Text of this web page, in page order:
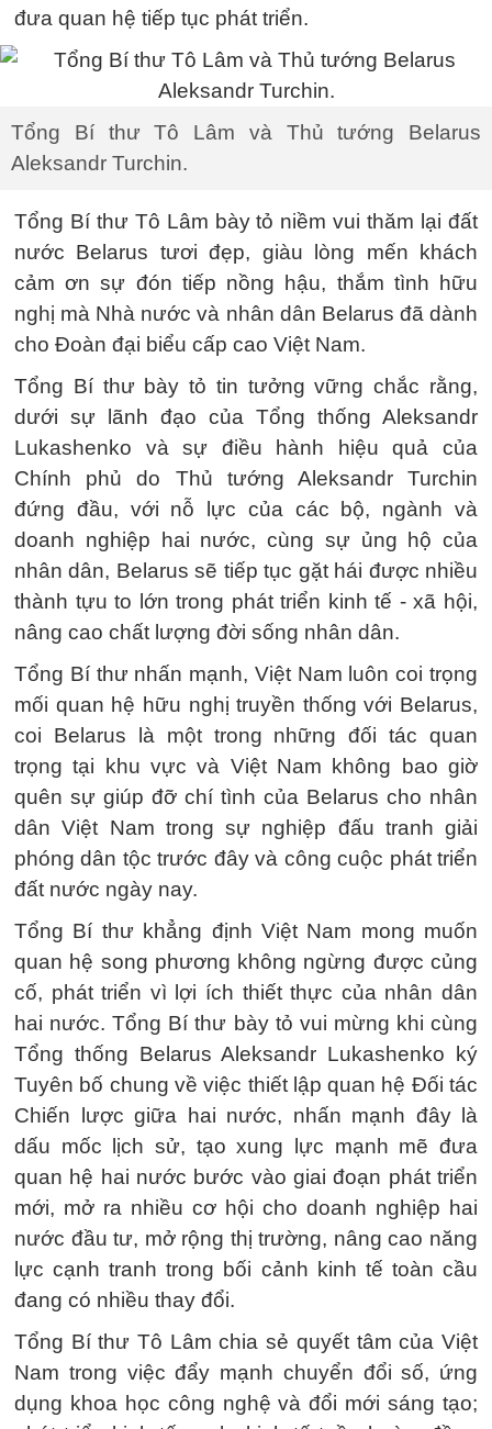
đưa quan hệ tiếp tục phát triển.
Tổng Bí thư Tô Lâm và Thủ tướng Belarus
Aleksandr Turchin.
Tổng Bí thư Tô Lâm bày tỏ niềm vui thăm lại đất
nước Belarus tươi đẹp, giàu lòng mến khách
cảm ơn sự đón tiếp nồng hậu, thắm tình hữu
nghị mà Nhà nước và nhân dân Belarus đã dành
cho Đoàn đại biểu cấp cao Việt Nam.
Tổng Bí thư bày tỏ tin tưởng vững chắc rằng,
dưới sự lãnh đạo của Tổng thống Aleksandr
Lukashenko và sự điều hành hiệu quả của
Chính phủ do Thủ tướng Aleksandr Turchin
đứng đầu, với nỗ lực của các bộ, ngành và
doanh nghiệp hai nước, cùng sự ủng hộ của
nhân dân, Belarus sẽ tiếp tục gặt hái được nhiều
thành tựu to lớn trong phát triển kinh tế - xã hội,
nâng cao chất lượng đời sống nhân dân.
Tổng Bí thư nhấn mạnh, Việt Nam luôn coi trọng
mối quan hệ hữu nghị truyền thống với Belarus,
coi Belarus là một trong những đối tác quan
trọng tại khu vực và Việt Nam không bao giờ
quên sự giúp đỡ chí tình của Belarus cho nhân
dân Việt Nam trong sự nghiệp đấu tranh giải
phóng dân tộc trước đây và công cuộc phát triển
đất nước ngày nay.
Tổng Bí thư khẳng định Việt Nam mong muốn
quan hệ song phương không ngừng được củng
cố, phát triển vì lợi ích thiết thực của nhân dân
hai nước. Tổng Bí thư bày tỏ vui mừng khi cùng
Tổng thống Belarus Aleksandr Lukashenko ký
Tuyên bố chung về việc thiết lập quan hệ Đối tác
Chiến lược giữa hai nước, nhấn mạnh đây là
dấu mốc lịch sử, tạo xung lực mạnh mẽ đưa
quan hệ hai nước bước vào giai đoạn phát triển
mới, mở ra nhiều cơ hội cho doanh nghiệp hai
nước đầu tư, mở rộng thị trường, nâng cao năng
lực cạnh tranh trong bối cảnh kinh tế toàn cầu
đang có nhiều thay đổi.
Tổng Bí thư Tô Lâm chia sẻ quyết tâm của Việt
Nam trong việc đẩy mạnh chuyển đổi số, ứng
dụng khoa học công nghệ và đổi mới sáng tạo;